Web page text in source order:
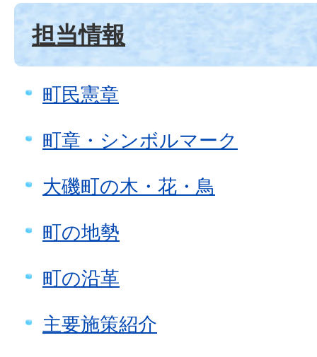
担当情報
町民憲章
町章・シンボルマーク
大磯町の木・花・鳥
町の地勢
町の沿革
主要施策紹介